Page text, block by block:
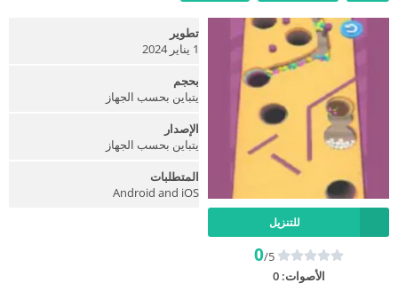
للتنزيل
0/5
الأصوات:0
تطوير
1 يناير 2024
بحجم
يتباين بحسب الجهاز
الإصدار
يتباين بحسب الجهاز
المتطلبات
Android and iOS